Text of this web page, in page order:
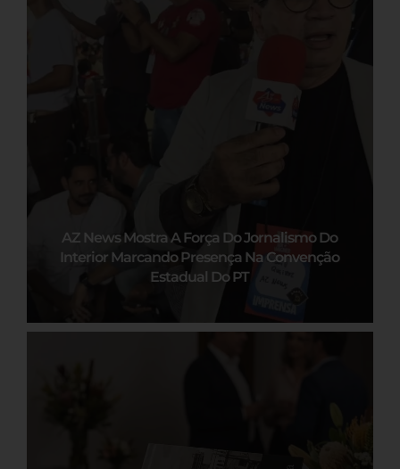
AZ News Mostra A Força Do Jornalismo Do
Interior Marcando Presença Na Convenção
Estadual Do PT